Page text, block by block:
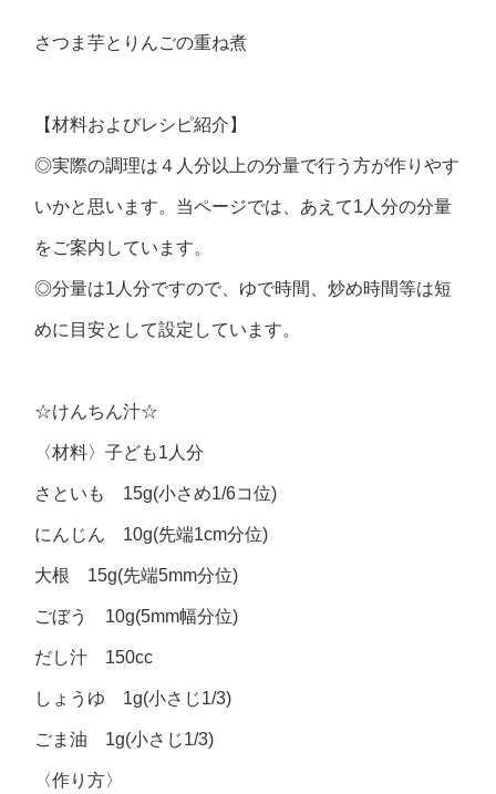
さつま芋とりんごの重ね煮
【材料およびレシピ紹介】
◎実際の調理は４人分以上の分量で行う方が作りやす
いかと思います。当ページでは、あえて1人分の分量
をご案内しています。
◎分量は1人分ですので、ゆで時間、炒め時間等は短
めに目安として設定しています。
☆けんちん汁☆
〈材料〉子ども1人分
さといも 15g(小さめ1/6コ位)
にんじん 10g(先端1cm分位)
大根 15g(先端5mm分位)
ごぼう 10g(5mm幅分位)
だし汁 150cc
しょうゆ 1g(小さじ1/3)
ごま油 1g(小さじ1/3)
〈作り方〉